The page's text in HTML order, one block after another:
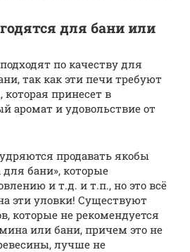
для бани или
по качеству для
так как эти печи требуют
принесет в
аромат и удовольствие от
продавать якобы
бани», которые
и т.д. и т.п., но это всё
эти уловки! Существуют
которые не рекомендуется
или бани, причем это не
лучше не